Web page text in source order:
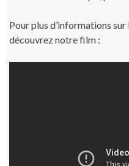
Pour plus d’informations
découvrez notre film :